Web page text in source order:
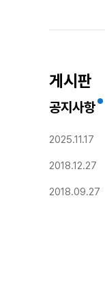
게시판
공지사항
2025.11.17
2018.12.27
2018.09.27